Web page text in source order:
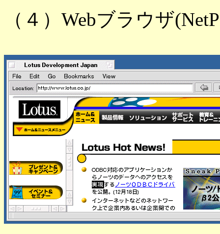
（４）Webブラウザ